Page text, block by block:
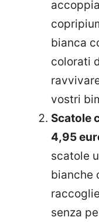
bianca
colorati
vostri
Scatole
4,95
scatole
bianche
senza